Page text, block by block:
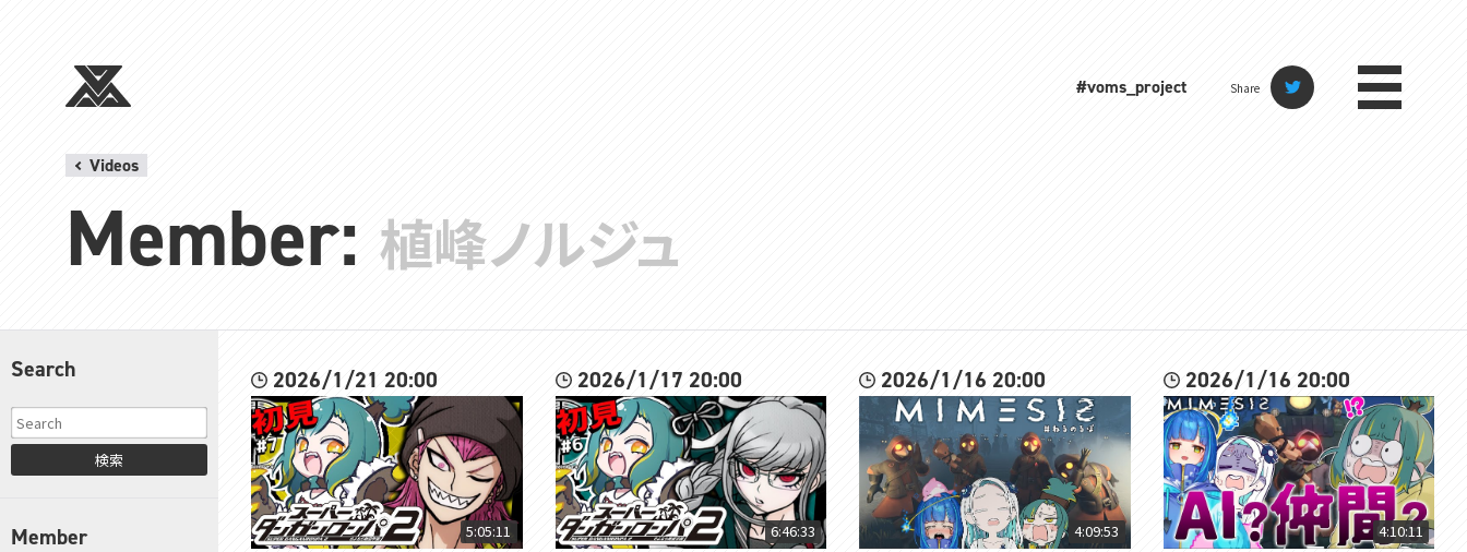
#voms_project Share
Videos
Member: 植峰ノルジュ
Search
検索
Member
2026/1/21 20:00
5:05:11
2026/1/17 20:00
6:46:33
2026/1/16 20:00
4:09:53
2026/1/16 20:00
4:10:11